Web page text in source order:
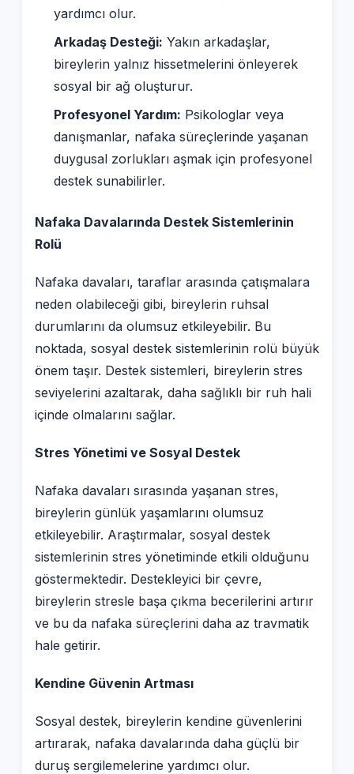
yardımcı olur.
Arkadaş Desteği: Yakın arkadaşlar,
bireylerin yalnız hissetmelerini önleyerek
sosyal bir ağ oluşturur.
Profesyonel Yardım: Psikologlar veya
danışmanlar, nafaka süreçlerinde yaşanan
duygusal zorlukları aşmak için profesyonel
destek sunabilirler.
Nafaka Davalarında Destek Sistemlerinin
Rolü
Nafaka davaları, taraflar arasında çatışmalara
neden olabileceği gibi, bireylerin ruhsal
durumlarını da olumsuz etkileyebilir. Bu
noktada, sosyal destek sistemlerinin rolü büyük
önem taşır. Destek sistemleri, bireylerin stres
seviyelerini azaltarak, daha sağlıklı bir ruh hali
içinde olmalarını sağlar.
Stres Yönetimi ve Sosyal Destek
Nafaka davaları sırasında yaşanan stres,
bireylerin günlük yaşamlarını olumsuz
etkileyebilir. Araştırmalar, sosyal destek
sistemlerinin stres yönetiminde etkili olduğunu
göstermektedir. Destekleyici bir çevre,
bireylerin stresle başa çıkma becerilerini artırır
ve bu da nafaka süreçlerini daha az travmatik
hale getirir.
Kendine Güvenin Artması
Sosyal destek, bireylerin kendine güvenlerini
artırarak, nafaka davalarında daha güçlü bir
duruş sergilemelerine yardımcı olur.